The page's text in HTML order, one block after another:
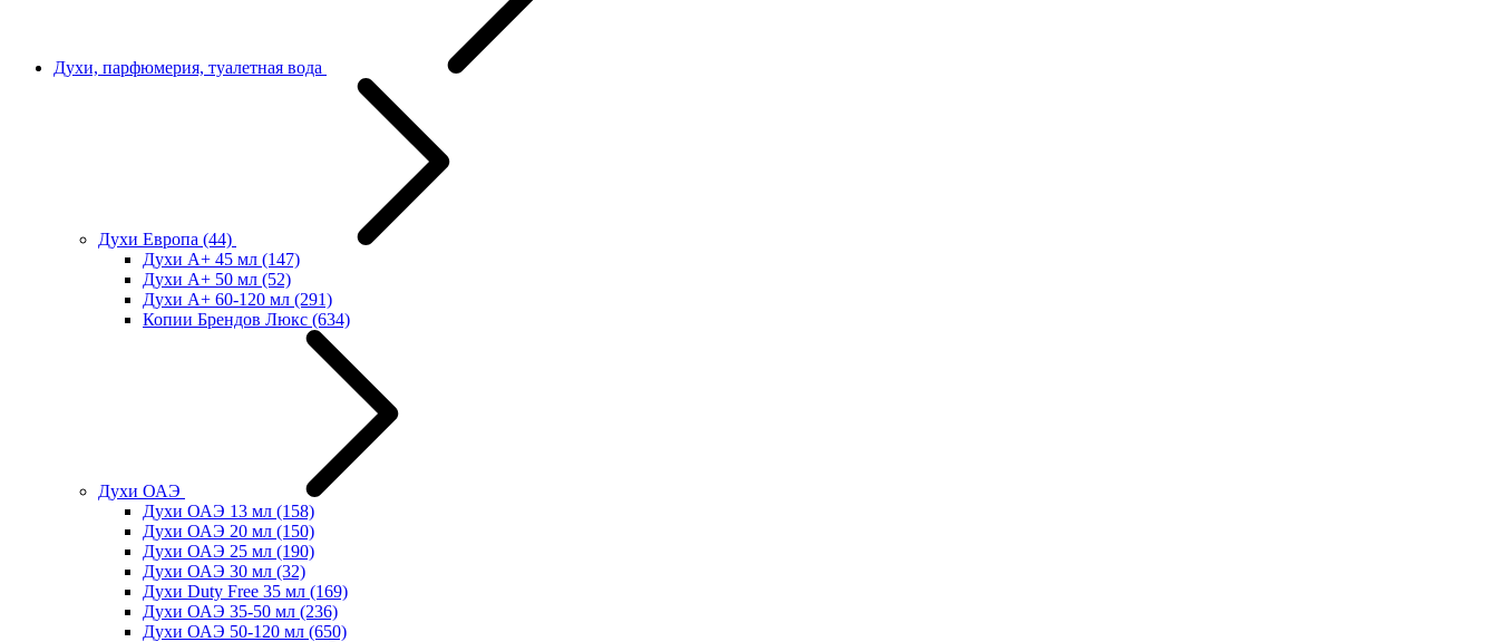
Духи, парфюмерия, туалетная вода
Духи Европа (44)
Духи А+ 45 мл (147)
Духи А+ 50 мл (52)
Духи А+ 60-120 мл (291)
Копии Брендов Люкс (634)
Духи ОАЭ
Духи ОАЭ 13 мл (158)
Духи ОАЭ 20 мл (150)
Духи ОАЭ 25 мл (190)
Духи ОАЭ 30 мл (32)
Духи Duty Free 35 мл (169)
Духи ОАЭ 35-50 мл (236)
Духи ОАЭ 50-120 мл (650)